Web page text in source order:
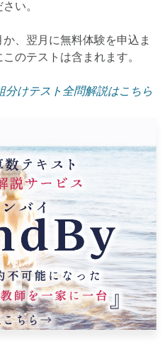
い。
、翌月に無料体験を申込ま
のテストは含まれます。
分けテスト全問解説はこちら